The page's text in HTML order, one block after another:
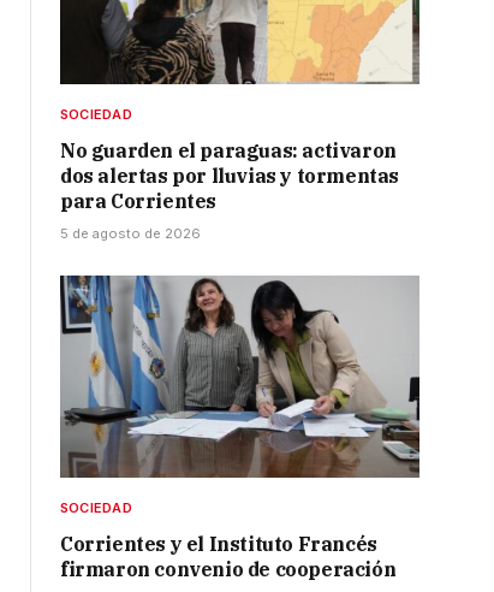
SOCIEDAD
No guarden el paraguas: activaron
dos alertas por lluvias y tormentas
para Corrientes
5 de agosto de 2026
SOCIEDAD
Corrientes y el Instituto Francés
firmaron convenio de cooperación